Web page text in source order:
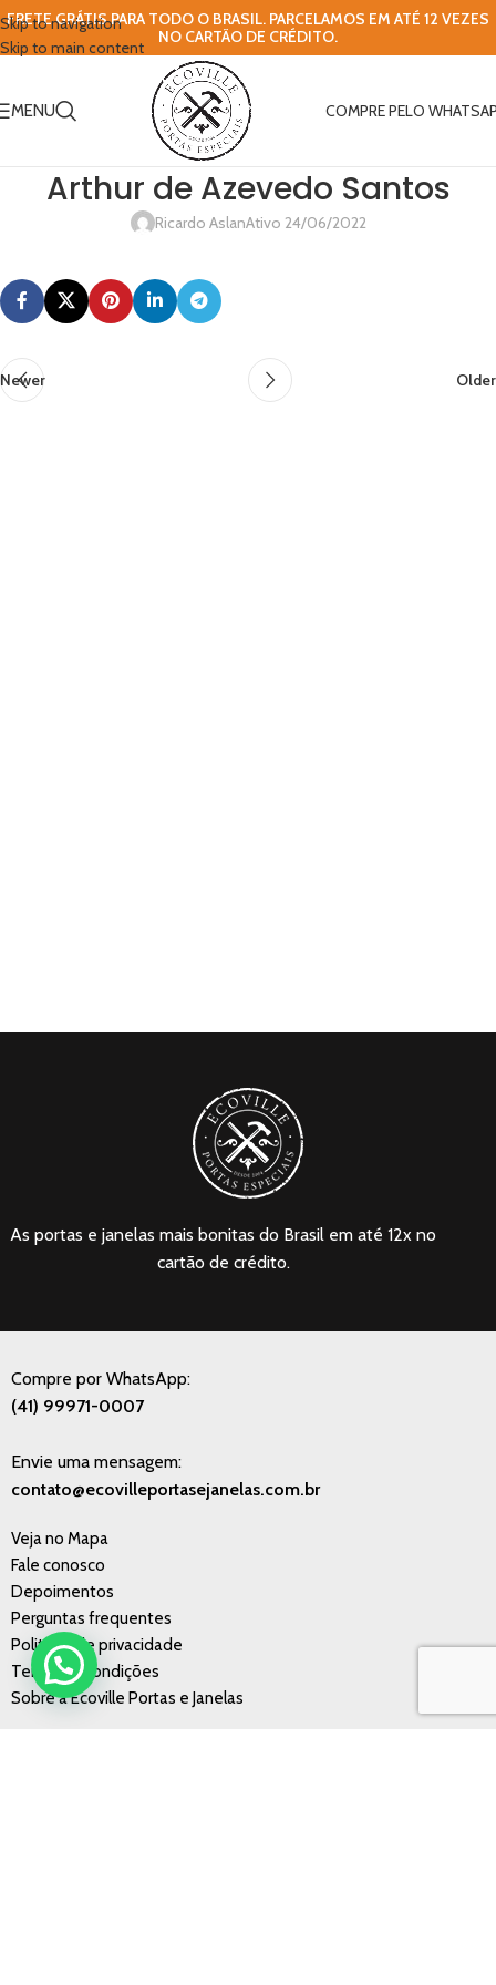
Skip to navigation
Skip to main content
FRETE GRÁTIS PARA TODO O BRASIL. PARCELAMOS EM ATÉ 12 VEZES
NO CARTÃO DE CRÉDITO.
MENU COMPRE PELO
Arthur de Azevedo Santos
Ricardo AslanAtivo 24/06/2022
Newer Older
As portas e janelas mais bonitas do Brasil em até 12x no
cartão de crédito.
Compre por WhatsApp:
(41) 99971-0007
Envie uma mensagem:
contato@ecovilleportasejanelas.com.br
Veja no Mapa
Fale conosco
Depoimentos
Perguntas frequentes
Politícas de privacidade
Termos e condições
Sobre a Ecoville Portas e Janelas